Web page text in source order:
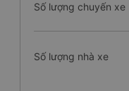
Số lượng chuyến xe
Số lượng nhà xe